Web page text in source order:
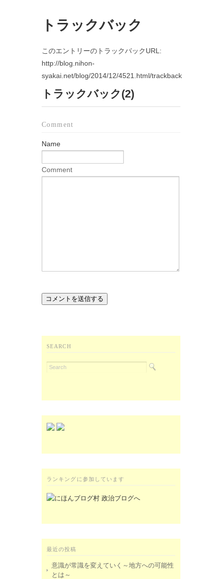
トラックバック
このエントリーのトラックバックURL:
http://blog.nihon-
syakai.net/blog/2014/12/4521.html/trackback
トラックバック(2)
Comment
Name
Comment
SEARCH
ランキングに参加しています
最近の投稿
意識が常識を変えていく～地方への可能性
とは～